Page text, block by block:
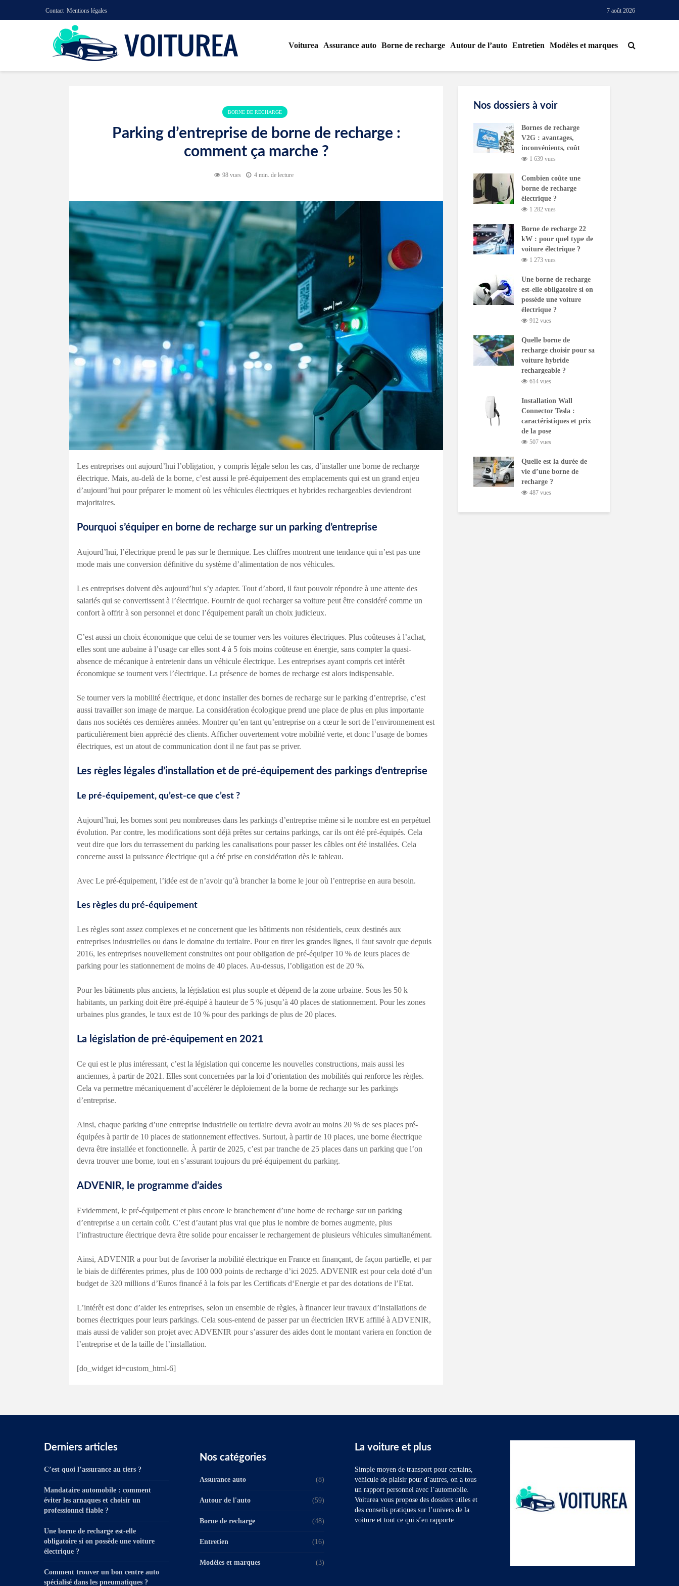
Contact Mentions légales 7 août 2026
Voiturea Assurance auto Borne de recharge Autour de l’auto Entretien Modèles et marques
BORNE DE RECHARGE
Parking d’entreprise de borne de recharge :
comment ça marche ?
98 vues 4 min. de lecture
Les entreprises ont aujourd’hui l’obligation, y compris légale selon les cas, d’installer une borne de recharge
électrique. Mais, au-delà de la borne, c’est aussi le pré-équipement des emplacements qui est un grand enjeu
d’aujourd’hui pour préparer le moment où les véhicules électriques et hybrides rechargeables deviendront
majoritaires.
Pourquoi s’équiper en borne de recharge sur un parking d’entreprise
Aujourd’hui, l’électrique prend le pas sur le thermique. Les chiffres montrent une tendance qui n’est pas une
mode mais une conversion définitive du système d’alimentation de nos véhicules.
Les entreprises doivent dès aujourd’hui s’y adapter. Tout d’abord, il faut pouvoir répondre à une attente des
salariés qui se convertissent à l’électrique. Fournir de quoi recharger sa voiture peut être considéré comme un
confort à offrir à son personnel et donc l’équipement paraît un choix judicieux.
C’est aussi un choix économique que celui de se tourner vers les voitures électriques. Plus coûteuses à l’achat,
elles sont une aubaine à l’usage car elles sont 4 à 5 fois moins coûteuse en énergie, sans compter la quasi-
absence de mécanique à entretenir dans un véhicule électrique. Les entreprises ayant compris cet intérêt
économique se tournent vers l’électrique. La présence de bornes de recharge est alors indispensable.
Se tourner vers la mobilité électrique, et donc installer des bornes de recharge sur le parking d’entreprise, c’est
aussi travailler son image de marque. La considération écologique prend une place de plus en plus importante
dans nos sociétés ces dernières années. Montrer qu’en tant qu’entreprise on a cœur le sort de l’environnement est
particulièrement bien apprécié des clients. Afficher ouvertement votre mobilité verte, et donc l’usage de bornes
électriques, est un atout de communication dont il ne faut pas se priver.
Les règles légales d’installation et de pré-équipement des parkings d’entreprise
Le pré-équipement, qu’est-ce que c’est ?
Aujourd’hui, les bornes sont peu nombreuses dans les parkings d’entreprise même si le nombre est en perpétuel
évolution. Par contre, les modifications sont déjà prêtes sur certains parkings, car ils ont été pré-équipés. Cela
veut dire que lors du terrassement du parking les canalisations pour passer les câbles ont été installées. Cela
concerne aussi la puissance électrique qui a été prise en considération dès le tableau.
Avec Le pré-équipement, l’idée est de n’avoir qu’à brancher la borne le jour où l’entreprise en aura besoin.
Les règles du pré-équipement
Les règles sont assez complexes et ne concernent que les bâtiments non résidentiels, ceux destinés aux
entreprises industrielles ou dans le domaine du tertiaire. Pour en tirer les grandes lignes, il faut savoir que depuis
2016, les entreprises nouvellement construites ont pour obligation de pré-équiper 10 % de leurs places de
parking pour les stationnement de moins de 40 places. Au-dessus, l’obligation est de 20 %.
Pour les bâtiments plus anciens, la législation est plus souple et dépend de la zone urbaine. Sous les 50 k
habitants, un parking doit être pré-équipé à hauteur de 5 % jusqu’à 40 places de stationnement. Pour les zones
urbaines plus grandes, le taux est de 10 % pour des parkings de plus de 20 places.
La législation de pré-équipement en 2021
Ce qui est le plus intéressant, c’est la législation qui concerne les nouvelles constructions, mais aussi les
anciennes, à partir de 2021. Elles sont concernées par la loi d’orientation des mobilités qui renforce les règles.
Cela va permettre mécaniquement d’accélérer le déploiement de la borne de recharge sur les parkings
d’entreprise.
Ainsi, chaque parking d’une entreprise industrielle ou tertiaire devra avoir au moins 20 % de ses places pré-
équipées à partir de 10 places de stationnement effectives. Surtout, à partir de 10 places, une borne électrique
devra être installée et fonctionnelle. À partir de 2025, c’est par tranche de 25 places dans un parking que l’on
devra trouver une borne, tout en s’assurant toujours du pré-équipement du parking.
ADVENIR, le programme d’aides
Evidemment, le pré-équipement et plus encore le branchement d’une borne de recharge sur un parking
d’entreprise a un certain coût. C’est d’autant plus vrai que plus le nombre de bornes augmente, plus
l’infrastructure électrique devra être solide pour encaisser le rechargement de plusieurs véhicules simultanément.
Ainsi, ADVENIR a pour but de favoriser la mobilité électrique en France en finançant, de façon partielle, et par
le biais de différentes primes, plus de 100 000 points de recharge d’ici 2025. ADVENIR est pour cela doté d’un
budget de 320 millions d’Euros financé à la fois par les Certificats d‘Energie et par des dotations de l’Etat.
L’intérêt est donc d’aider les entreprises, selon un ensemble de règles, à financer leur travaux d’installations de
bornes électriques pour leurs parkings. Cela sous-entend de passer par un électricien IRVE affilié à ADVENIR,
mais aussi de valider son projet avec ADVENIR pour s’assurer des aides dont le montant variera en fonction de
l’entreprise et de la taille de l’installation.
[do_widget id=custom_html-6]
Nos dossiers à voir
Bornes de recharge
V2G : avantages,
inconvénients, coût
1 639 vues
Combien coûte une
borne de recharge
électrique ?
1 282 vues
Borne de recharge 22
kW : pour quel type de
voiture électrique ?
1 273 vues
Une borne de recharge
est-elle obligatoire si on
possède une voiture
électrique ?
912 vues
Quelle borne de
recharge choisir pour sa
voiture hybride
rechargeable ?
614 vues
Installation Wall
Connector Tesla :
caractéristiques et prix
de la pose
507 vues
Quelle est la durée de
vie d’une borne de
recharge ?
487 vues
Derniers articles
C’est quoi l’assurance au tiers ?
Mandataire automobile : comment
éviter les arnaques et choisir un
professionnel fiable ?
Une borne de recharge est-elle
obligatoire si on possède une voiture
électrique ?
Comment trouver un bon centre auto
spécialisé dans les pneumatiques ?
Nos catégories
Assurance auto (8)
Autour de l'auto (59)
Borne de recharge (48)
Entretien (16)
Modèles et marques (3)
La voiture et plus
Simple moyen de transport pour certains,
véhicule de plaisir pour d’autres, on a tous
un rapport personnel avec l’automobile.
Voiturea vous propose des dossiers utiles et
des conseils pratiques sur l’univers de la
voiture et tout ce qui s’en rapporte.